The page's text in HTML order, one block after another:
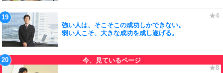
強い人は、そこそこの成功しかできない。
弱い人こそ、大きな成功を成し遂げる。